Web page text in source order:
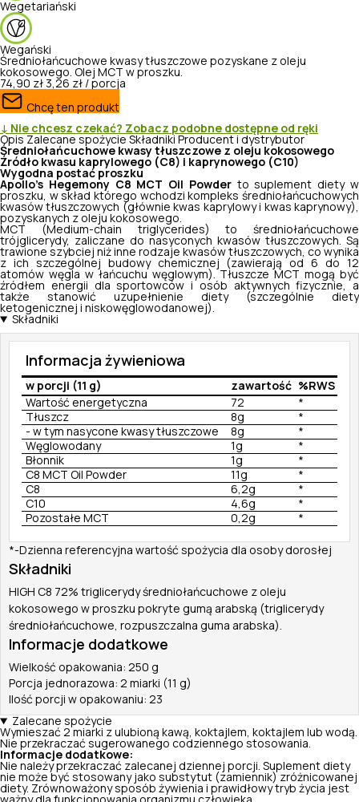
Wegetariański
Wegański
Średniołańcuchowe kwasy tłuszczowe pozyskane z oleju
kokosowego. Olej MCT w proszku.
74,90 zł 3,26 zł / porcja
Chcę ten produkt
↓ Nie chcesz czekać? Zobacz podobne dostępne od ręki
Opis Zalecane spożycie Składniki Producent i dystrybutor
Średniołańcuchowe kwasy tłuszczowe z oleju kokosowego
Źródło kwasu kaprylowego (C8) i kaprynowego (C10)
Wygodna postać proszku
Apollo’s Hegemony C8 MCT Oil Powderto suplement diety w
proszku, w skład którego wchodzi kompleks średniołańcuchowych
kwasów tłuszczowych (głównie kwas kaprylowy i kwas kaprynowy),
pozyskanych z oleju kokosowego.
MCT ( Medium-chain triglycerides) to średniołańcuchowe
trójglicerydy, zaliczane do nasyconych kwasów tłuszczowych. Są
trawione szybciej niż inne rodzaje kwasów tłuszczowych, co wynika
z ich szczególnej budowy chemicznej (zawierają od 6 do 12
atomów węgla w łańcuchu węglowym). Tłuszcze MCT mogą być
źródłem energii dla sportowców i osób aktywnych fizycznie, a
także stanowić uzupełnienie diety (szczególnie diety
ketogenicznej i niskowęglowodanowej).
Składniki
Informacja żywieniowa
w porcji (11 g) zawartość
%RWS
Wartość energetyczna
72
*
Tłuszcz
8g
*
- w tym nasycone kwasy tłuszczowe
8g
*
Węglowodany
1g
*
Błonnik
1g
*
C8 MCT Oil Powder
11g
*
C8
6,2g
*
C10
4,6g
*
Pozostałe MCT
0,2g *
*-Dzienna referencyjna wartość spożycia dla osoby dorosłej
Składniki
HIGH C8 72% triglicerydy średniołańcuchowe z oleju
kokosowego w proszku pokryte gumą arabską (triglicerydy
średniołańcuchowe, rozpuszczalna guma arabska).
Informacje dodatkowe
Wielkość opakowania: 250 g
Porcja jednorazowa: 2 miarki (11 g)
Ilość porcji w opakowaniu: 23
Zalecane spożycie
Wymieszać 2 miarki z ulubioną kawą, koktajlem, koktajlem lub wodą.
Nie przekraczać sugerowanego codziennego stosowania.
Informacje dodatkowe:
Nie należy przekraczać zalecanej dziennej porcji. Suplement diety
nie może być stosowany jako substytut (zamiennik) zróżnicowanej
diety. Zrównoważony sposób żywienia i prawidłowy tryb życia jest
ważny dla funkcjonowania organizmu człowieka.